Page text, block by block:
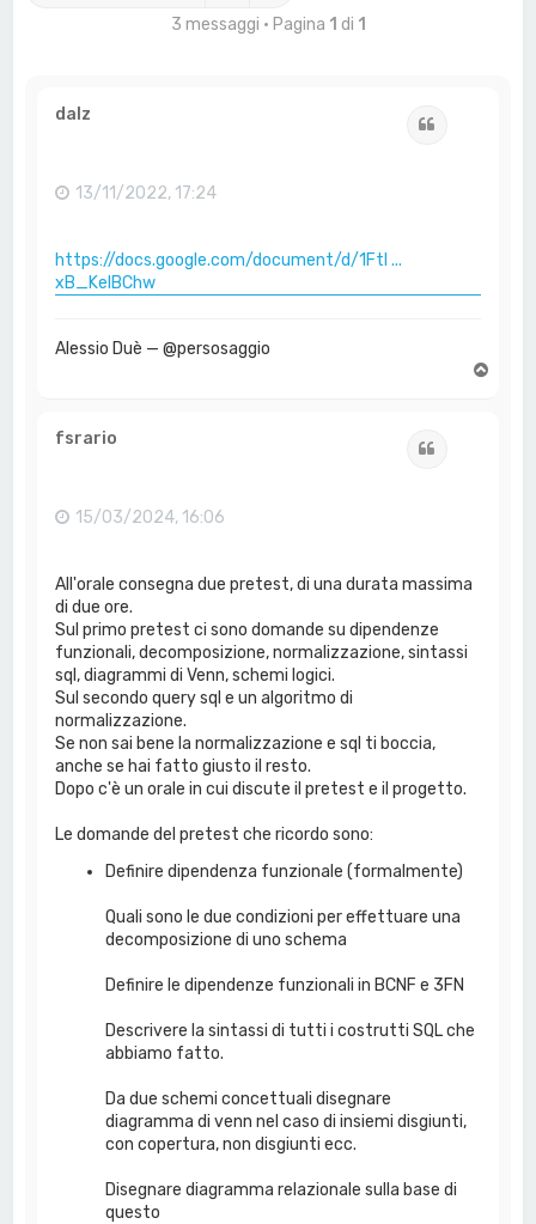
3 messaggi • Pagina 1 di 1
dalz
13/11/2022, 17:24
https://docs.google.com/document/d/1FtI ...
xB_KelBChw
Alessio Duè — @persosaggio
fsrario
15/03/2024, 16:06
All'orale consegna due pretest, di una durata massima
di due ore.
Sul primo pretest ci sono domande su dipendenze
funzionali, decomposizione, normalizzazione, sintassi
sql, diagrammi di Venn, schemi logici.
Sul secondo query sql e un algoritmo di
normalizzazione.
Se non sai bene la normalizzazione e sql ti boccia,
anche se hai fatto giusto il resto.
Dopo c'è un orale in cui discute il pretest e il progetto.
Le domande del pretest che ricordo sono:
Definire dipendenza funzionale (formalmente)
Quali sono le due condizioni per effettuare una
decomposizione di uno schema
Definire le dipendenze funzionali in BCNF e 3FN
Descrivere la sintassi di tutti i costrutti SQL che
abbiamo fatto.
Da due schemi concettuali disegnare
diagramma di venn nel caso di insiemi disgiunti,
con copertura, non disgiunti ecc.
Disegnare diagramma relazionale sulla base di
questo